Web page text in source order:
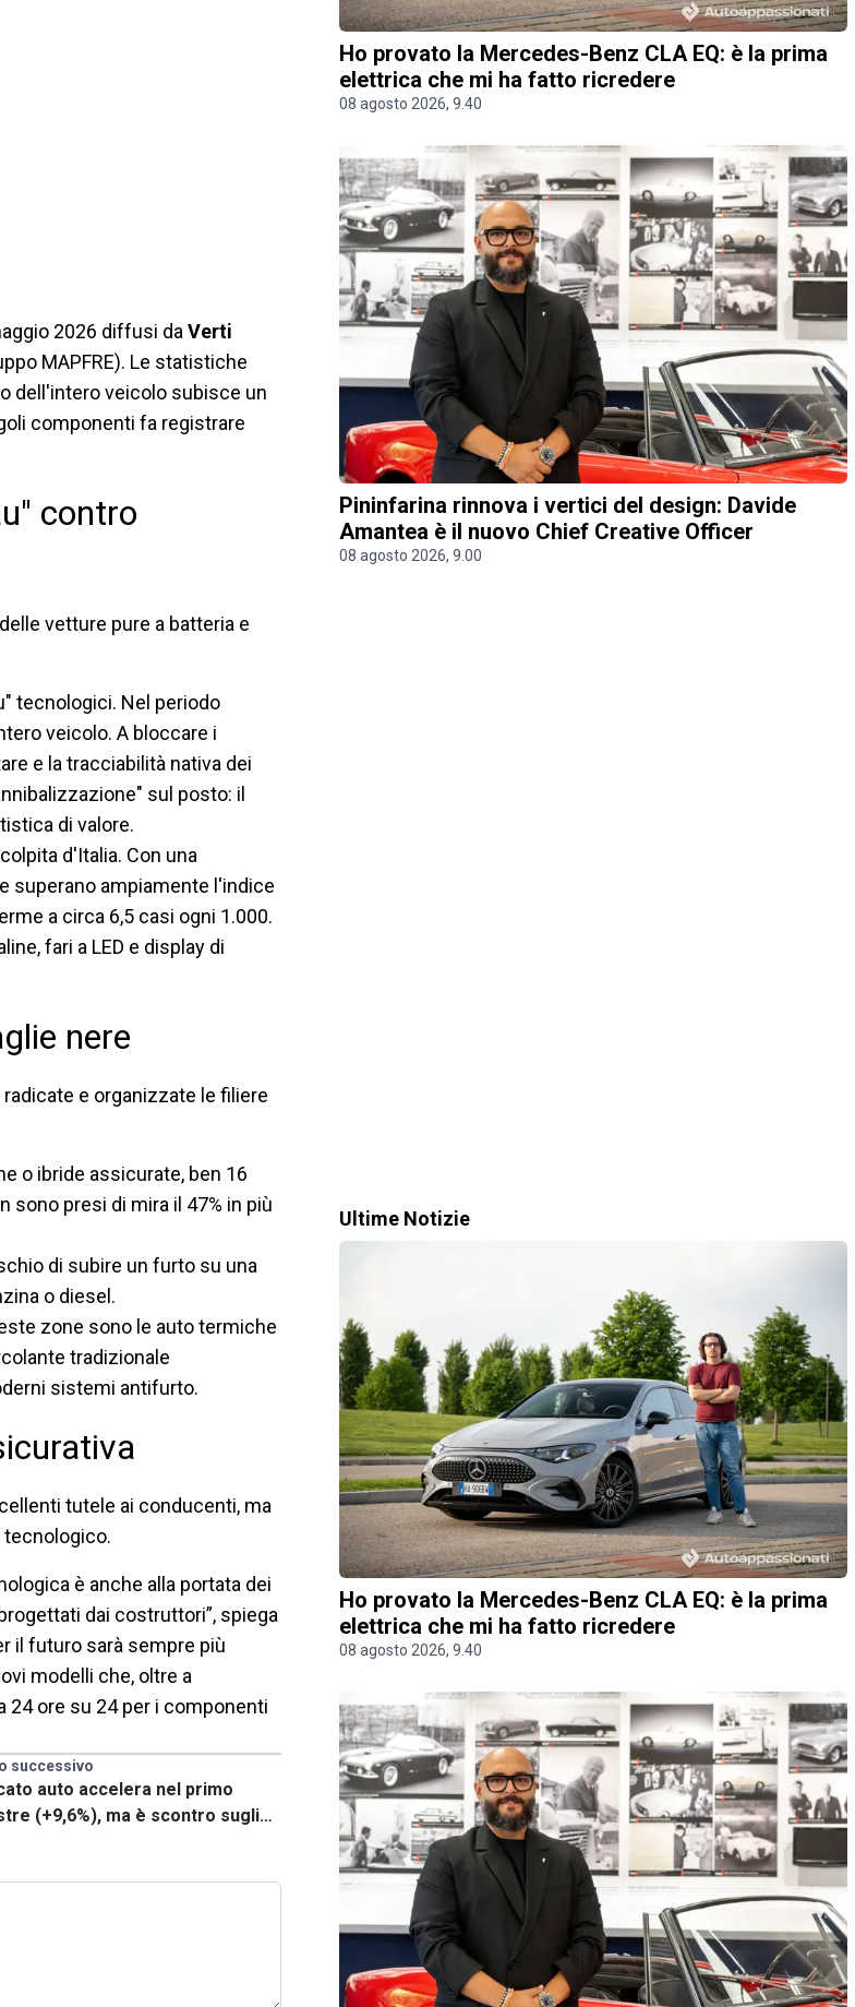
2026 diffusi da Verti
MAPFRE). Le statistiche
dell'intero veicolo subisce un
componenti fa registrare
contro
vetture pure a batteria e
tecnologici. Nel periodo
veicolo. A bloccare i
e la tracciabilità nativa dei
sul posto: il
di valore.
d'Italia. Con una
superano ampiamente l'indice
a circa 6,5 casi ogni 1.000.
fari a LED e display di
nere
e organizzate le filiere
o ibride assicurate, ben 16
sono presi di mira il 47% in più
di subire un furto su una
o diesel.
zone sono le auto termiche
tradizionale
sistemi antifurto.
tutele ai conducenti, ma
tecnologico.
è anche alla portata dei
dai costruttori”, spiega
il futuro sarà sempre più
modelli che, oltre a
24 ore su 24 per i componenti
successivo
auto accelera nel primo
(+9,6%), ma è scontro sugli
Ho provato la Mercedes-Benz CLA EQ: è la prima
elettrica che mi ha fatto ricredere
08 agosto 2026, 9.40
Pininfarina rinnova i vertici del design: Davide
Amantea è il nuovo Chief Creative Officer
08 agosto 2026, 9.00
Ultime Notizie
Ho provato la Mercedes-Benz CLA EQ: è la prima
elettrica che mi ha fatto ricredere
08 agosto 2026, 9.40